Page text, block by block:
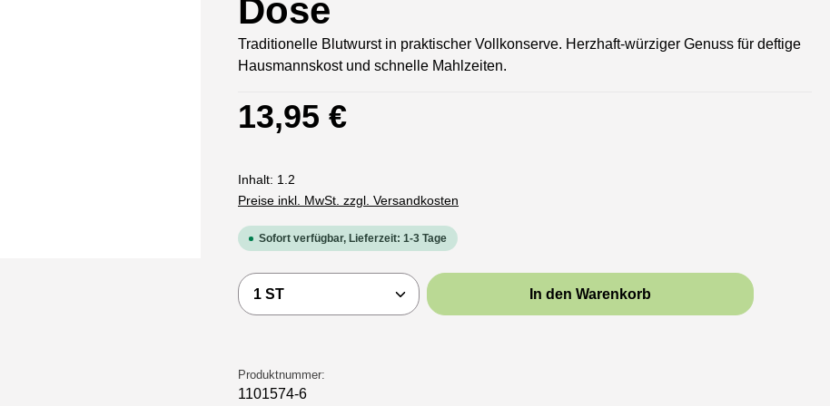
Dose
Traditionelle Blutwurst in praktischer Vollkonserve. Herzhaft-würziger Genuss für deftige
Hausmannskost und schnelle Mahlzeiten.
Regulärer Preis:
13,95 €
Inhalt: 1.2
Preise inkl. MwSt. zzgl. Versandkosten
Sofort verfügbar, Lieferzeit: 1-3 Tage
Produkt Anzahl: Gib den gewünschten Wert ein oder
In den Warenkorb
Produktnummer:
1101574-6